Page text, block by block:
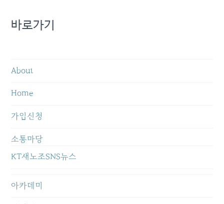
바로가기
About
Home
가입신청
소통마당
KT새노조SNS뉴스
아카데미